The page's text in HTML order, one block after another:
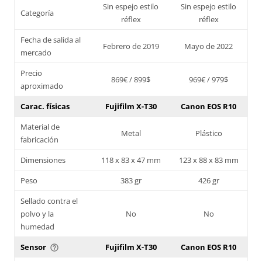
Categoría
Sin espejo estilo
réflex
Sin espejo estilo
réflex
Fecha de salida al
mercado
Febrero de 2019 Mayo de 2022
Precio
aproximado
869€ / 899$ 969€ / 979$
Carac. físicas Fujifilm X-T30
Canon EOS R10
Material de
fabricación
Metal Plástico
Dimensiones 118 x 83 x 47 mm
123 x 88 x 83 mm
Peso
383 gr
426 gr
Sellado contra el
polvo y la
humedad
No No
Sensor help_outline Fujifilm X-T30 Canon EOS R10